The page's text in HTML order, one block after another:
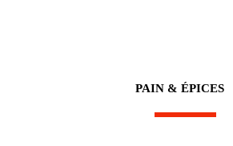
PAIN & ÉPICES